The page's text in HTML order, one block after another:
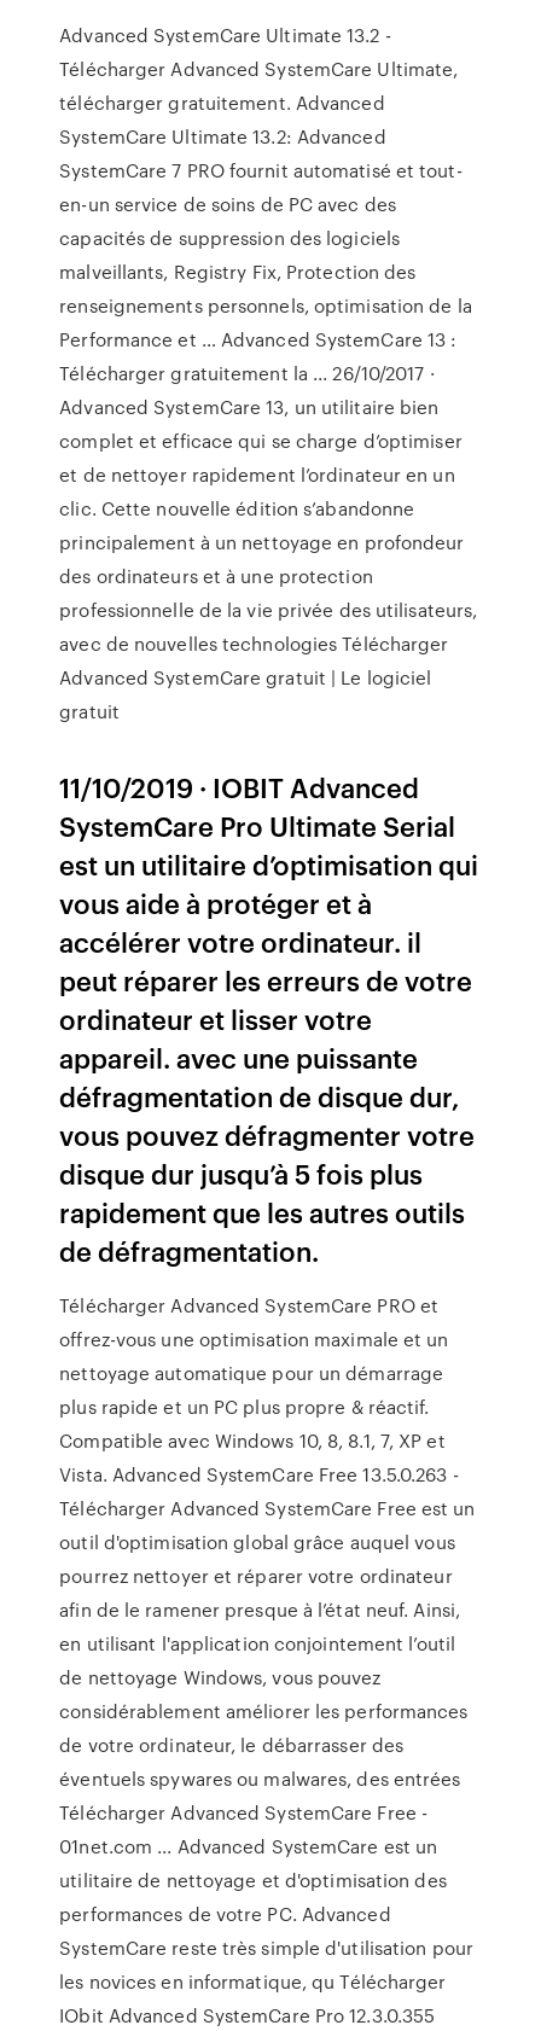
Advanced SystemCare Ultimate 13.2 -
Télécharger Advanced SystemCare Ultimate,
télécharger gratuitement. Advanced
SystemCare Ultimate 13.2: Advanced
SystemCare 7 PRO fournit automatisé et tout-
en-un service de soins de PC avec des
capacités de suppression des logiciels
malveillants, Registry Fix, Protection des
renseignements personnels, optimisation de la
Performance et … Advanced SystemCare 13 :
Télécharger gratuitement la ... 26/10/2017 ·
Advanced SystemCare 13, un utilitaire bien
complet et efficace qui se charge d’optimiser
et de nettoyer rapidement l’ordinateur en un
clic. Cette nouvelle édition s’abandonne
principalement à un nettoyage en profondeur
des ordinateurs et à une protection
professionnelle de la vie privée des utilisateurs,
avec de nouvelles technologies Télécharger
Advanced SystemCare gratuit | Le logiciel
gratuit
11/10/2019 · IOBIT Advanced
SystemCare Pro Ultimate Serial
est un utilitaire d’optimisation qui
vous aide à protéger et à
accélérer votre ordinateur. il
peut réparer les erreurs de votre
ordinateur et lisser votre
appareil. avec une puissante
défragmentation de disque dur,
vous pouvez défragmenter votre
disque dur jusqu’à 5 fois plus
rapidement que les autres outils
de défragmentation.
Télécharger Advanced SystemCare PRO et
offrez-vous une optimisation maximale et un
nettoyage automatique pour un démarrage
plus rapide et un PC plus propre & réactif.
Compatible avec Windows 10, 8, 8.1, 7, XP et
Vista. Advanced SystemCare Free 13.5.0.263 -
Télécharger Advanced SystemCare Free est un
outil d'optimisation global grâce auquel vous
pourrez nettoyer et réparer votre ordinateur
afin de le ramener presque à l’état neuf. Ainsi,
en utilisant l'application conjointement l’outil
de nettoyage Windows, vous pouvez
considérablement améliorer les performances
de votre ordinateur, le débarrasser des
éventuels spywares ou malwares, des entrées
Télécharger Advanced SystemCare Free -
01net.com ... Advanced SystemCare est un
utilitaire de nettoyage et d'optimisation des
performances de votre PC. Advanced
SystemCare reste très simple d'utilisation pour
les novices en informatique, qu Télécharger
IObit Advanced SystemCare Pro 12.3.0.355